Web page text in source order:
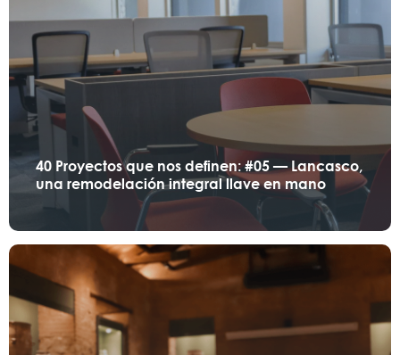
40 Proyectos que nos definen: #05 — Lancasco,
una remodelación integral llave en mano